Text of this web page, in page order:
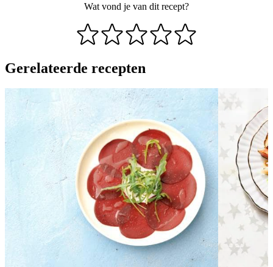
Wat vond je van dit recept?
Gerelateerde recepten